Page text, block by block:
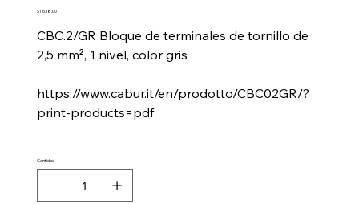
Precio
$1,638.00
CBC.2/GR Bloque de terminales de tornillo de
2,5 mm², 1 nivel, color gris
https://www.cabur.it/en/prodotto/CBC02GR/?
print-products=pdf
Cantidad